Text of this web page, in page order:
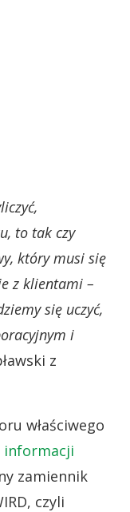
to tak czy
który musi się
z klientami –
się uczyć,
i
z
właściwego
informacji
zamiennik
czyli